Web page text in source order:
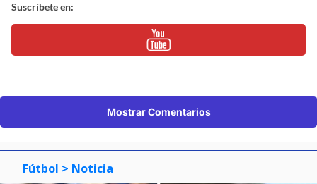
Suscríbete en:
Mostrar Comentarios
Fútbol > Noticia